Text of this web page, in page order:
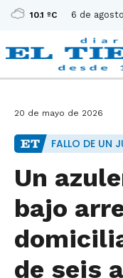
10.1 ºC 6 de
20 de mayo de 2026
FALLO DE UN
Un
bajo
de seis